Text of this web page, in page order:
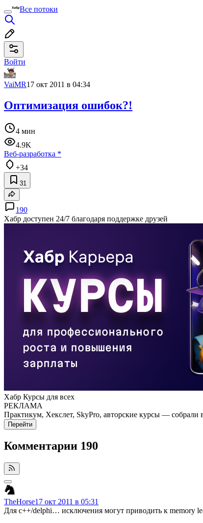
Все потоки
Войти
VaiMR17 окт 2011 в 04:34
Оптимизация ошибок?!
4 мин
4.9K
Веб-разработка *
+34
31
190
Хабр доступен 24/7 благодаря поддержке друзей
Хабр Курсы для всех
РЕКЛАМА
Практикум, Хекслет, SkyPro, авторские курсы — собрали
Перейти
Комментарии 190
TheHorse17 окт 2011 в 05:31
Для с++/delphi… исключения могут приводить к memory